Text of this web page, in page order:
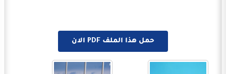
حمل هذا الملف PDF الان